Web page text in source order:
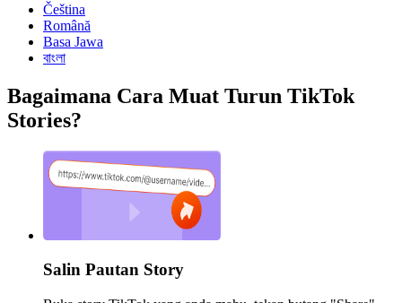
Čeština
Română
Basa Jawa
বাংলা
Bagaimana Cara Muat Turun TikTok
Stories?
Salin Pautan Story